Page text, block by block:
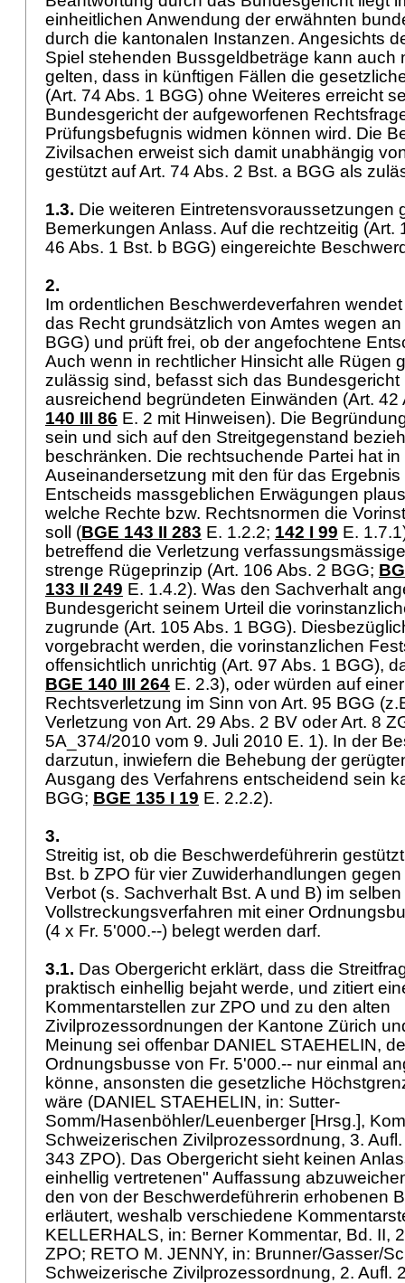
einheitlichen Anwendung der erwähnten
durch die kantonalen Instanzen. Angesichts
Spiel stehenden Bussgeldbeträge kann auch
gelten, dass in künftigen Fällen die
(Art. 74 Abs. 1 BGG) ohne Weiteres erreicht
Bundesgericht der aufgeworfenen
Prüfungsbefugnis widmen können wird. Die
Zivilsachen erweist sich damit unabhängig
gestützt auf Art. 74 Abs. 2 Bst. a BGG als
1.3. Die weiteren Eintretensvoraussetzungen
Bemerkungen Anlass. Auf die rechtzeitig (Art.
46 Abs. 1 Bst. b BGG) eingereichte
2.
Im ordentlichen Beschwerdeverfahren
das Recht grundsätzlich von Amtes wegen an
BGG) und prüft frei, ob der angefochtene
Auch wenn in rechtlicher Hinsicht alle Rügen
zulässig sind, befasst sich das Bundesgericht
ausreichend begründeten Einwänden (Art. 42
140 III 86 E. 2 mit Hinweisen). Die
sein und sich auf den Streitgegenstand
beschränken. Die rechtsuchende Partei hat in
Auseinandersetzung mit den für das
Entscheids massgeblichen Erwägungen
welche Rechte bzw. Rechtsnormen die
soll (BGE 143 II 283 E. 1.2.2; 142 I 99 E.
betreffend die Verletzung
strenge Rügeprinzip (Art. 106 Abs. 2 BGG;
133 II 249 E. 1.4.2). Was den Sachverhalt
Bundesgericht seinem Urteil die
zugrunde (Art. 105 Abs. 1 BGG).
vorgebracht werden, die vorinstanzlichen
offensichtlich unrichtig (Art. 97 Abs. 1 BGG),
BGE 140 III 264 E. 2.3), oder würden auf
Rechtsverletzung im Sinn von Art. 95 BGG
Verletzung von Art. 29 Abs. 2 BV oderArt. 8
5A_374/2010 vom 9. Juli 2010 E. 1). In der
darzutun, inwiefern die Behebung der
Ausgang des Verfahrens entscheidend sein
BGG; BGE 135 I 19 E. 2.2.2).
3.
Streitig ist, ob die Beschwerdeführerin
Bst. b ZPO für vier Zuwiderhandlungen
Verbot (s. Sachverhalt Bst. A und B) im selben
Vollstreckungsverfahren mit einer
(4 x Fr. 5'000.--) belegt werden darf.
3.1. Das Obergericht erklärt, dass die
praktisch einhellig bejaht werde, und zitiert
Kommentarstellen zur ZPO und zu den alten
Zivilprozessordnungen der Kantone Zürich
Meinung sei offenbar DANIEL STAEHELIN,
Ordnungsbusse von Fr. 5'000.-- nur einmal
könne, ansonsten die gesetzliche
wäre (DANIEL STAEHELIN, in: Sutter-
Somm/Hasenböhler/Leuenberger [Hrsg.],
Schweizerischen Zivilprozessordnung, 3.
343 ZPO). Das Obergericht sieht keinen
einhellig vertretenen" Auffassung
den von der Beschwerdeführerin erhobenen
erläutert, weshalb verschiedene
KELLERHALS, in: Berner Kommentar, Bd. II,
ZPO; RETO M. JENNY, in: Brunner/Gasser/
Schweizerische Zivilprozessordnung, 2. Aufl.